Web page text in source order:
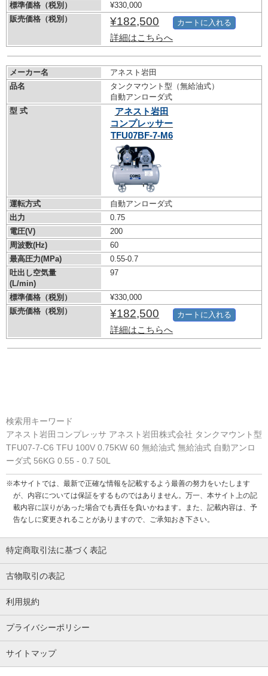
標準価格（税別）
¥330,000
販売価格（税別）
¥182,500
詳細はこちらへ
カートに入れる
メーカー名
アネスト岩田
品名
タンクマウント型（無給油式）
自動アンローダ式
型 式
アネスト岩田
コンプレッサー
TFU07BF-7-M6
運転方式
自動アンローダ式
出力
0.75
電圧(V)
200
周波数(Hz)
60
最高圧力(MPa)
0.55-0.7
吐出し空気量
(L/min)
97
標準価格（税別）
¥330,000
販売価格（税別）
¥182,500
詳細はこちらへ
カートに入れる
検索用キーワード
アネスト岩田コンプレッサ アネスト岩田株式会社 タンクマウント型
TFU07-7-C6 TFU 100V 0.75KW 60 無給油式 無給油式 自動アンロ
ーダ式 56KG 0.55 - 0.7 50L
※本サイトでは、最新で正確な情報を記載するよう最善の努力をいたします
が、内容については保証をするものではありません。万一、本サイト上の記
載内容に誤りがあった場合でも責任を負いかねます。また、記載内容は、予
告なしに変更されることがありますので、ご承知おき下さい。
特定商取引法に基づく表記
古物取引の表記
利用規約
プライバシーポリシー
サイトマップ